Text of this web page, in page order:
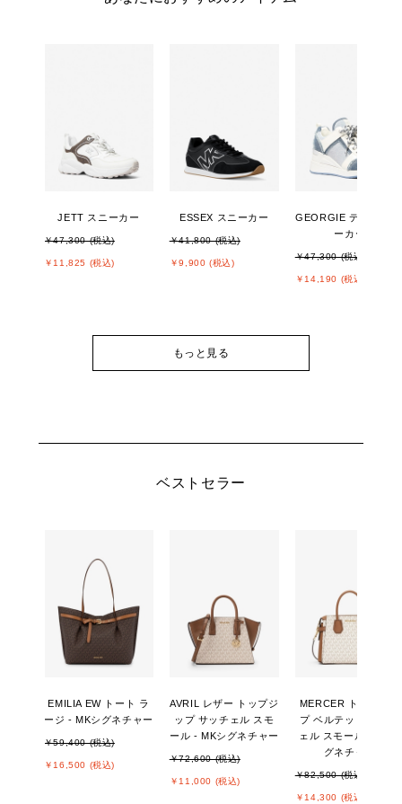
JETT スニーカー
￥47,300 (税込)
￥11,825 (税込)
ESSEX スニーカー
￥41,800 (税込)
￥9,900 (税込)
GEORGIE デニム ス
ーカー
￥47,300 (税込)
￥14,190 (税込)
もっと見る
ベストセラー
EMILIA EW トート ラ
ージ - MKシグネチャー
￥59,400 (税込)
￥16,500 (税込)
AVRIL レザー トップジ
ップ サッチェル スモ
ール - MKシグネチャー
￥72,600 (税込)
￥11,000 (税込)
MERCER トップジッ
プ ベルテッド サッチ
ェル スモール - MKシ
グネチャー
￥82,500 (税込)
￥14,300 (税込)